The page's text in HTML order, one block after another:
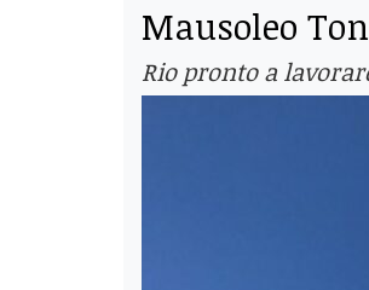
Mausoleo
Rio pronto a